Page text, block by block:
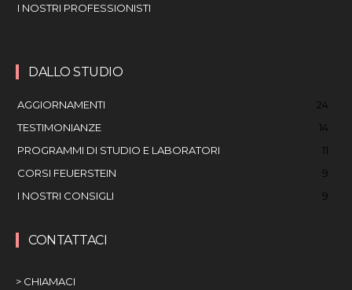
I NOSTRI PROFESSIONISTI
DALLO STUDIO
AGGIORNAMENTI
24
TESTIMONIANZE
14
PROGRAMMI DI STUDIO E LABORATORI
11
CORSI FEUERSTEIN
9
I NOSTRI CONSIGLI
9
CONTATTACI
> CHIAMACI